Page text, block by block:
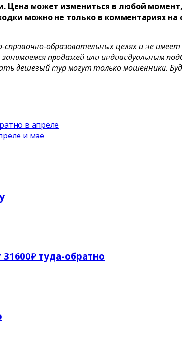
может измениться в любой
можно не только в комментариях на
образовательных целях и не имеет
продажей или индивидуальным
дешевый тур могут только мошенники.
в апреле
и мае
туда-обратно